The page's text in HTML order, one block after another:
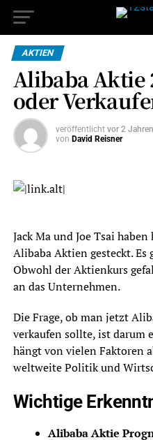
AKTIEN
Alibaba Aktie
oder
veröffentlicht vor 2 Jahren
von David Reisner
Jack Ma und Joe Tsai
Alibaba Aktien gesteckt.
Obwohl der Aktienkurs
an das Unternehmen.
Die Frage, ob man jetzt
verkaufen sollte, ist darum
hängt von vielen Faktoren
weltweite Politik und
Wichtige
Alibaba Aktie